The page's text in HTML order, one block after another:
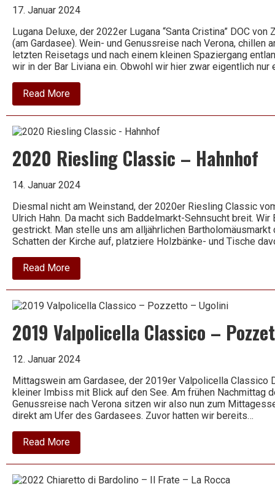
17. Januar 2024
Lugana Deluxe, der 2022er Lugana “Santa Cristina” DOC
(am Gardasee). Wein- und Genussreise nach Verona, chillen
letzten Reisetags und nach einem kleinen Spaziergang
wir in der Bar Liviana ein. Obwohl wir hier zwar eigentlich nur
Read Moreabout
2022
Lugana
Santa
–
Zenato
2020 Riesling Classic – Hahnhof
14. Januar 2024
Diesmal nicht am Weinstand, der 2020er Riesling Classic
Ulrich Hahn. Da macht sich Baddelmarkt-Sehnsucht breit.
gestrickt. Man stelle uns am alljährlichen Bartholomäusmarkt
Schatten der Kirche auf, platziere Holzbänke- und Tische
Read Moreabout
2020
Riesling
–
2019 Valpolicella Classico –
12. Januar 2024
Mittagswein am Gardasee, der 2019er Valpolicella Classico
kleiner Imbiss mit Blick auf den See. Am frühen Nachmittag
Genussreise nach Verona sitzen wir also nun zum
direkt am Ufer des Gardasees. Zuvor hatten wir bereits…
Read Moreabout
2019
Valpolicella
–